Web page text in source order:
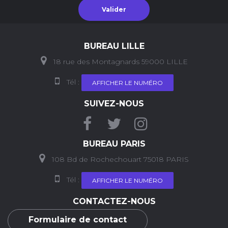
Valider
BUREAU LILLE
18 rue des Montagnards 59000 LILLE
Tél : AFFICHER LE NUMÉRO
SUIVEZ-NOUS
BUREAU PARIS
108 Bd de Rochechouart 75018 PARIS
Tél : AFFICHER LE NUMÉRO
CONTACTEZ-NOUS
Formulaire de contact